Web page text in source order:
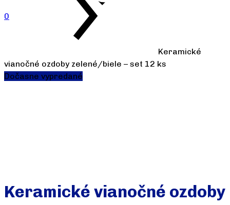
0
Keramické
vianočné ozdoby zelené/biele – set 12 ks
Dočasne vypredané
Keramické vianočné ozdoby